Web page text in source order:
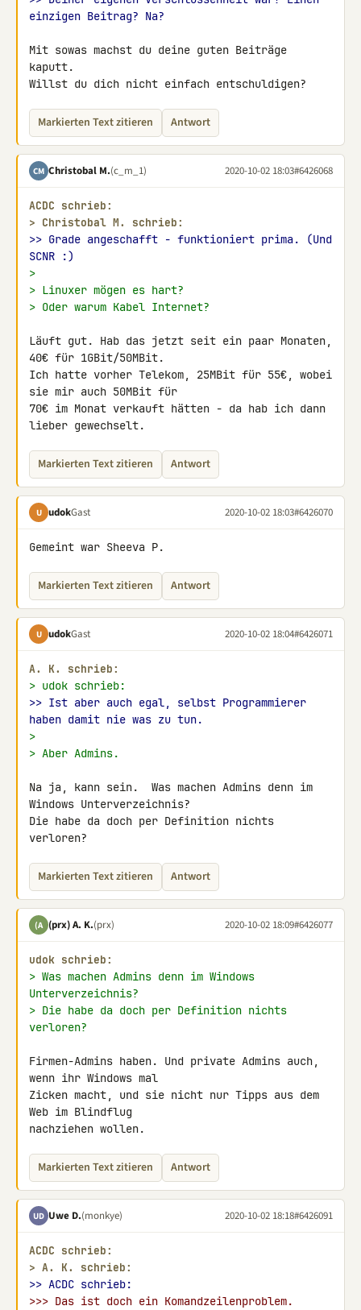
einzigen Beitrag? Na?
Mit sowas machst du deine guten Beiträge
kaputt.
Willst du dich nicht einfach entschuldigen?
Markierten Text zitieren Antwort
CM Christobal M.(c_m_1) 2020-10-02 18:03#6426068
ACDC schrieb:
> Christobal M. schrieb:
>> Grade angeschafft - funktioniert prima. (Und
SCNR :)
>
> Linuxer mögen es hart?
> Oder warum Kabel Internet?
Läuft gut. Hab das jetzt seit ein paar Monaten,
40€ für 1GBit/50MBit.
Ich hatte vorher Telekom, 25MBit für 55€, wobei
sie mir auch 50MBit für
70€ im Monat verkauft hätten - da hab ich dann
lieber gewechselt.
Markierten Text zitieren Antwort
U udokGast 2020-10-02 18:03#6426070
Gemeint war Sheeva P.
Markierten Text zitieren Antwort
U udokGast 2020-10-02 18:04#6426071
A. K. schrieb:
> udok schrieb:
>> Ist aber auch egal, selbst Programmierer
haben damit nie was zu tun.
>
> Aber Admins.
Na ja, kann sein.  Was machen Admins denn im
Windows Unterverzeichnis?
Die habe da doch per Definition nichts
verloren?
Markierten Text zitieren Antwort
(A (prx) A. K.(prx) 2020-10-02 18:09#6426077
udok schrieb:
> Was machen Admins denn im Windows
Unterverzeichnis?
> Die habe da doch per Definition nichts
verloren?
Firmen-Admins haben. Und private Admins auch,
wenn ihr Windows mal
Zicken macht, und sie nicht nur Tipps aus dem
Web im Blindflug
nachziehen wollen.
Markierten Text zitieren Antwort
UD Uwe D.(monkye) 2020-10-02 18:18#6426091
ACDC schrieb:
> A. K. schrieb:
>> ACDC schrieb:
>>> Das ist doch ein Komandzeilenproblem.